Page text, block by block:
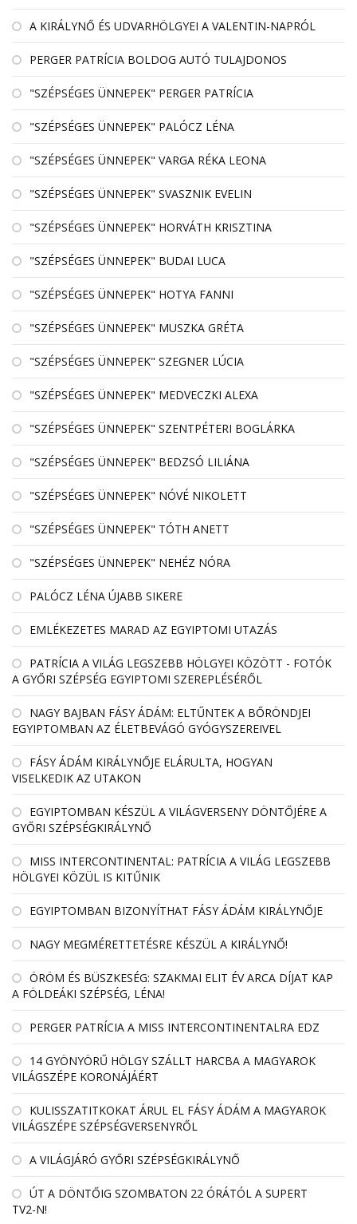
A KIRÁLYNŐ ÉS UDVARHÖLGYEI A VALENTIN-NAPRÓL
PERGER PATRÍCIA BOLDOG AUTÓ TULAJDONOS
"SZÉPSÉGES ÜNNEPEK" PERGER PATRÍCIA
"SZÉPSÉGES ÜNNEPEK" PALÓCZ LÉNA
"SZÉPSÉGES ÜNNEPEK" VARGA RÉKA LEONA
"SZÉPSÉGES ÜNNEPEK" SVASZNIK EVELIN
"SZÉPSÉGES ÜNNEPEK" HORVÁTH KRISZTINA
"SZÉPSÉGES ÜNNEPEK" BUDAI LUCA
"SZÉPSÉGES ÜNNEPEK" HOTYA FANNI
"SZÉPSÉGES ÜNNEPEK" MUSZKA GRÉTA
"SZÉPSÉGES ÜNNEPEK" SZEGNER LÚCIA
"SZÉPSÉGES ÜNNEPEK" MEDVECZKI ALEXA
"SZÉPSÉGES ÜNNEPEK" SZENTPÉTERI BOGLÁRKA
"SZÉPSÉGES ÜNNEPEK" BEDZSÓ LILIÁNA
"SZÉPSÉGES ÜNNEPEK" NÓVÉ NIKOLETT
"SZÉPSÉGES ÜNNEPEK" TÓTH ANETT
"SZÉPSÉGES ÜNNEPEK" NEHÉZ NÓRA
PALÓCZ LÉNA ÚJABB SIKERE
EMLÉKEZETES MARAD AZ EGYIPTOMI UTAZÁS
PATRÍCIA A VILÁG LEGSZEBB HÖLGYEI KÖZÖTT - FOTÓK
A GYŐRI SZÉPSÉG EGYIPTOMI SZEREPLÉSÉRŐL
NAGY BAJBAN FÁSY ÁDÁM: ELTŰNTEK A BŐRÖNDJEI
EGYIPTOMBAN AZ ÉLETBEVÁGÓ GYÓGYSZEREIVEL
FÁSY ÁDÁM KIRÁLYNŐJE ELÁRULTA, HOGYAN
VISELKEDIK AZ UTAKON
EGYIPTOMBAN KÉSZÜL A VILÁGVERSENY DÖNTŐJÉRE A
GYŐRI SZÉPSÉGKIRÁLYNŐ
MISS INTERCONTINENTAL: PATRÍCIA A VILÁG LEGSZEBB
HÖLGYEI KÖZÜL IS KITŰNIK
EGYIPTOMBAN BIZONYÍTHAT FÁSY ÁDÁM KIRÁLYNŐJE
NAGY MEGMÉRETTETÉSRE KÉSZÜL A KIRÁLYNŐ!
ÖRÖM ÉS BÜSZKESÉG: SZAKMAI ELIT ÉV ARCA DÍJAT KAP
A FÖLDEÁKI SZÉPSÉG, LÉNA!
PERGER PATRÍCIA A MISS INTERCONTINENTALRA EDZ
14 GYÖNYÖRŰ HÖLGY SZÁLLT HARCBA A MAGYAROK
VILÁGSZÉPE KORONÁJÁÉRT
KULISSZATITKOKAT ÁRUL EL FÁSY ÁDÁM A MAGYAROK
VILÁGSZÉPE SZÉPSÉGVERSENYRŐL
A VILÁGJÁRÓ GYŐRI SZÉPSÉGKIRÁLYNŐ
ÚT A DÖNTŐIG SZOMBATON 22 ÓRÁTÓL A SUPERT
TV2-N!